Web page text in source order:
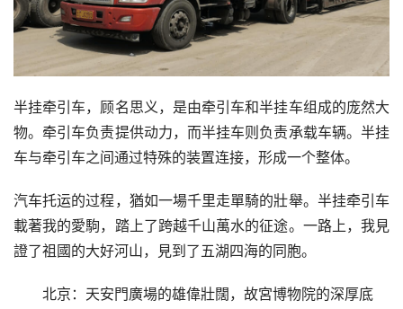
半挂牵引车，顾名思义，是由牵引车和半挂车组成的庞然大
物。牵引车负责提供动力，而半挂车则负责承载车辆。半挂
车与牵引车之间通过特殊的装置连接，形成一个整体。
汽车托运的过程，猶如一場千里走單騎的壯舉。半挂牵引车
載著我的愛駒，踏上了跨越千山萬水的征途。一路上，我見
證了祖國的大好河山，見到了五湖四海的同胞。
北京：天安門廣場的雄偉壯闊，故宮博物院的深厚底